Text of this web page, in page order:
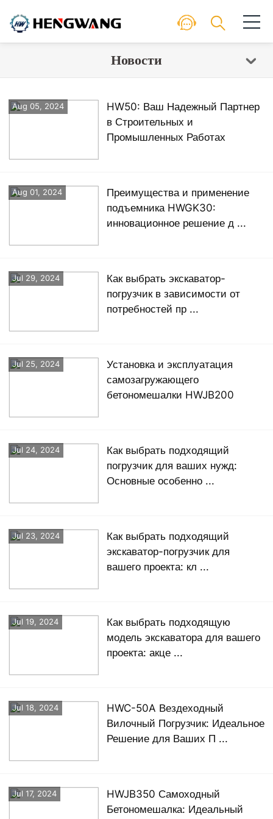
Новости
HW50: Ваш Надежный Партнер
в Строительных и
Промышленных Работах
Aug 05, 2024
Преимущества и применение
подъемника HWGK30:
инновационное решение д ...
Aug 01, 2024
Как выбрать экскаватор-
погрузчик в зависимости от
потребностей пр ...
Jul 29, 2024
Установка и эксплуатация
самозагружающего
бетономешалки HWJB200
Jul 25, 2024
Как выбрать подходящий
погрузчик для ваших нужд:
Основные особенно ...
Jul 24, 2024
Как выбрать подходящий
экскаватор-погрузчик для
вашего проекта: кл ...
Jul 23, 2024
Как выбрать подходящую
модель экскаватора для вашего
проекта: акце ...
Jul 19, 2024
HWC-50A Вездеходный
Вилочный Погрузчик: Идеальное
Решение для Ваших П ...
Jul 18, 2024
HWJB350 Самоходный
Бетономешалка: Идеальный
Jul 17, 2024